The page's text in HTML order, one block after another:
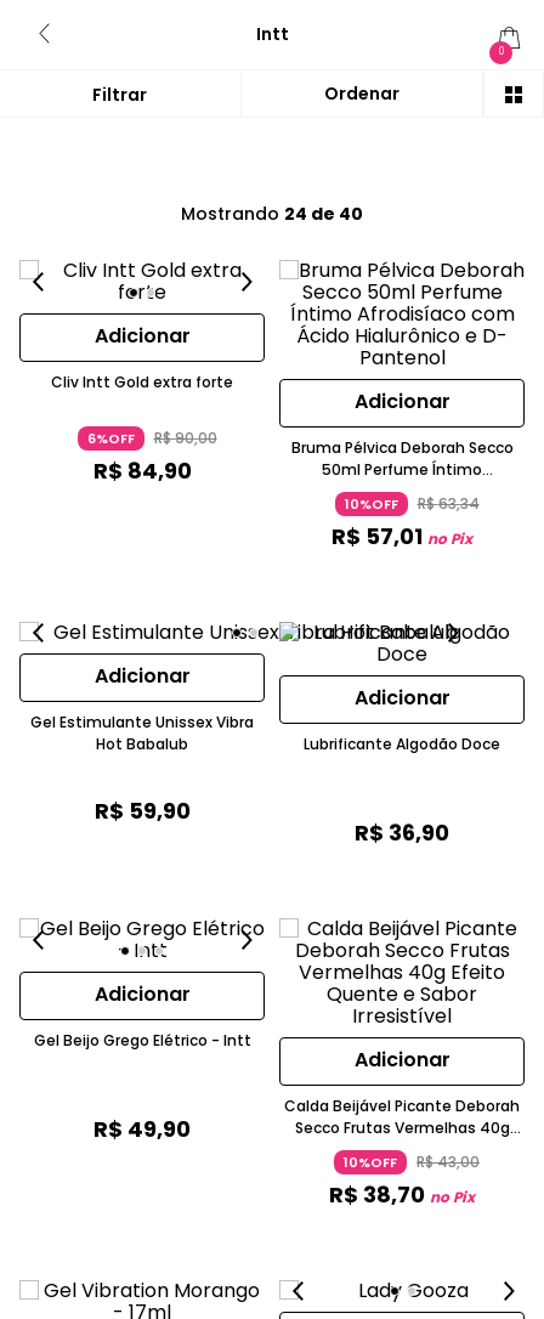
Intt
0
Mostrando 24 de 40
Adicionar
Cliv Intt Gold extra forte
6%OFF R$90,00
R$ 84,90
Adicionar
Bruma Pélvica Deborah Secco
50ml Perfume Íntimo
Afrodisíaco com Ácido
Hialurônico e D-Pantenol
10%OFF R$63,34
R$ 57,01 no Pix
Adicionar
Gel Estimulante Unissex Vibra
Hot Babalub
R$ 59,90
Adicionar
Lubrificante Algodão Doce
R$ 36,90
Adicionar
Gel Beijo Grego Elétrico - Intt
R$ 49,90
Adicionar
Calda Beijável Picante Deborah
Secco Frutas Vermelhas 40g
Efeito Quente e Sabor Irresistível
10%OFF R$43,00
R$ 38,70 no Pix